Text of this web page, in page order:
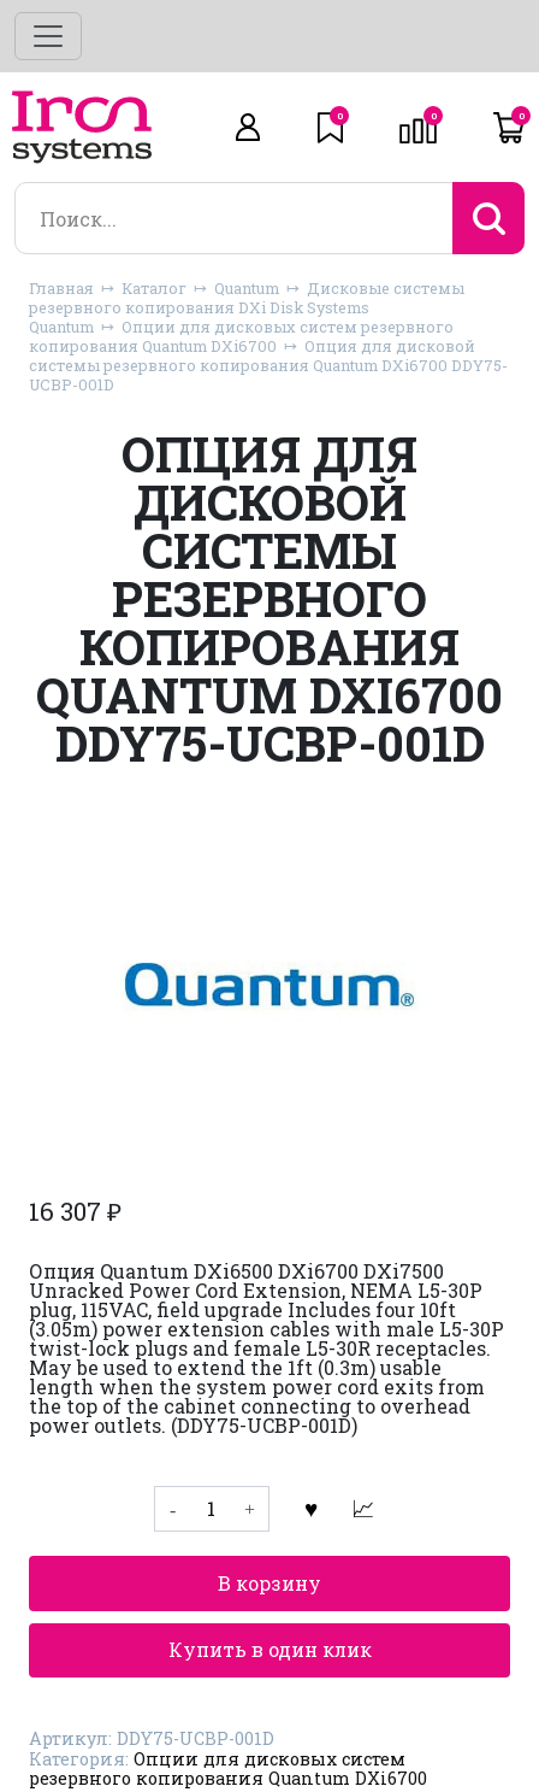
0 0 0
Главная Каталог Quantum
Дисковые системы
резервного копирования DXi Disk Systems
Quantum
Опции для дисковых систем резервного
копирования Quantum DXi6700
Опция для дисковой
системы резервного копирования Quantum DXi6700 DDY75-
UCBP-001D
ОПЦИЯ ДЛЯ
ДИСКОВОЙ
СИСТЕМЫ
РЕЗЕРВНОГО
КОПИРОВАНИЯ
QUANTUM DXI6700
DDY75-UCBP-001D
16 307 ₽
Опция Quantum DXi6500 DXi6700 DXi7500
Unracked Power Cord Extension, NEMA L5-30P
plug, 115VAC, field upgrade Includes four 10ft
(3.05m) power extension cables with male L5-30P
twist-lock plugs and female L5-30R receptacles.
May be used to extend the 1ft (0.3m) usable
length when the system power cord exits from
the top of the cabinet connecting to overhead
power outlets. (DDY75-UCBP-001D)
Количество
товара
Опция
для
дисковой
системы
резервного
копирования
Quantum
DXi6700
В корзину
Купить в один клик
Артикул: DDY75-UCBP-001D
Категория: Опции для дисковых систем
резервного копирования Quantum DXi6700